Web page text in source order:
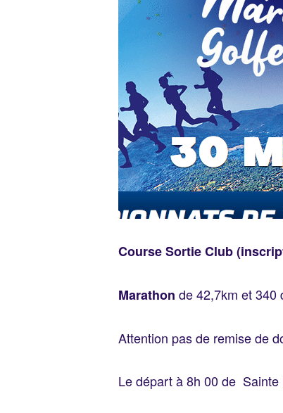
Course Sortie Club
Marathon de 42,7km et 340
Attention pas de remise de
Le départ à 8h 00 de